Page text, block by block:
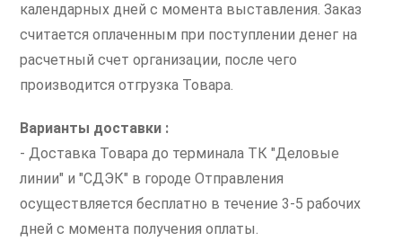
календарных дней с момента выставления. Заказ
считается оплаченным при поступлении денег на
расчетный счет организации, после чего
производится отгрузка Товара.
Варианты доставки :
- Доставка Товара до терминала ТК "Деловые
линии" и "СДЭК" в городе Отправления
осуществляется бесплатно в течение 3-5 рабочих
дней с момента получения оплаты.